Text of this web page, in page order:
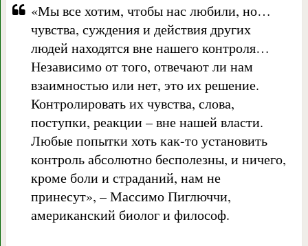
«Мы все хотим, чтобы нас любили, но…
чувства, суждения и действия других
людей находятся вне нашего контроля…
Независимо от того, отвечают ли нам
взаимностью или нет, это их решение.
Контролировать их чувства, слова,
поступки, реакции – вне нашей власти.
Любые попытки хоть как-то установить
контроль абсолютно бесполезны, и ничего,
кроме боли и страданий, нам не
принесут», – Массимо Пиглюччи,
американский биолог и философ.